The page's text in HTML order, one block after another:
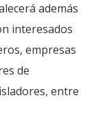
además
interesados
empresas
de
entre